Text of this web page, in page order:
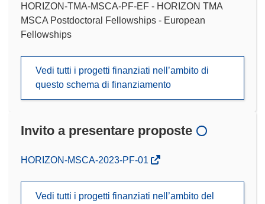
HORIZON-TMA-MSCA-PF-EF - HORIZON TMA
MSCA Postdoctoral Fellowships - European
Fellowships
Vedi tutti i progetti finanziati nell’ambito di
questo schema di finanziamento
Invito a presentare proposte
(si
HORIZON-MSCA-2023-PF-01
Vedi tutti i progetti finanziati nell’ambito del